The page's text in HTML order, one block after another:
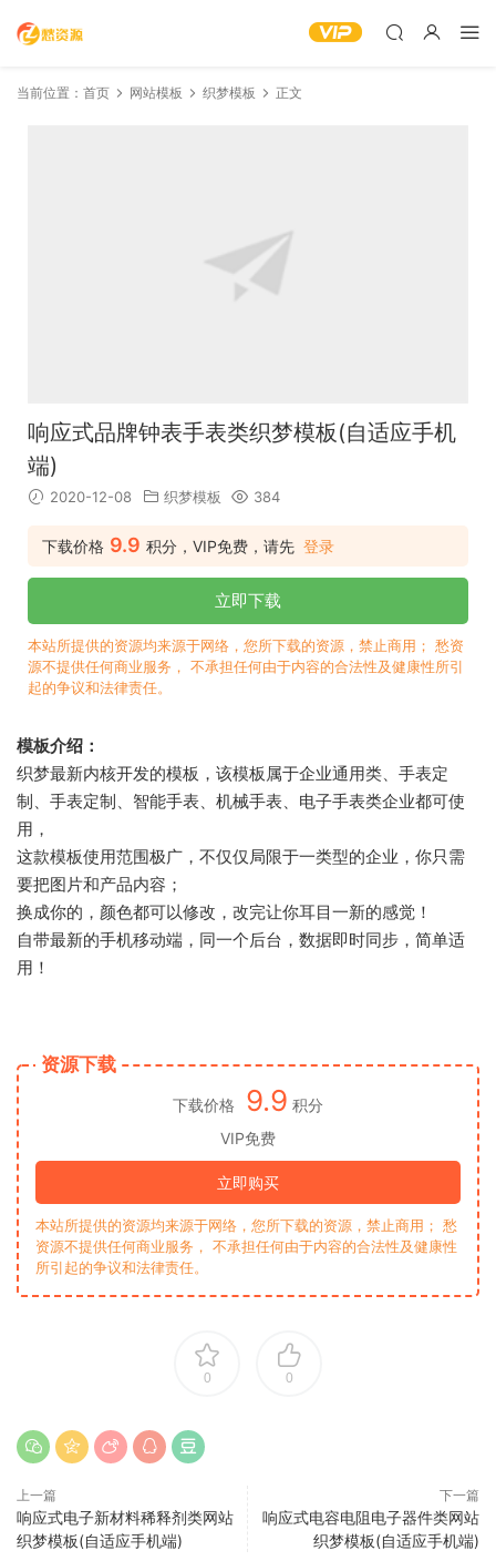
当前位置： 首页 网站模板 织梦模板 正文
响应式品牌钟表手表类织梦模板(自适应手机
端)
2020-12-08 织梦模板 384
下载价格 9.9 积分，VIP免费，请先 登录
立即下载
本站所提供的资源均来源于网络，您所下载的资源，禁止商用； 愁资
源不提供任何商业服务， 不承担任何由于内容的合法性及健康性所引
起的争议和法律责任。
模板介绍：
织梦最新内核开发的模板，该模板属于企业通用类、手表定
制、手表定制、智能手表、机械手表、电子手表类企业都可使
用，
这款模板使用范围极广，不仅仅局限于一类型的企业，你只需
要把图片和产品内容；
换成你的，颜色都可以修改，改完让你耳目一新的感觉！
自带最新的手机移动端，同一个后台，数据即时同步，简单适
用！
资源下载
下载价格 9.9 积分
VIP免费
立即购买
本站所提供的资源均来源于网络，您所下载的资源，禁止商用； 愁
资源不提供任何商业服务， 不承担任何由于内容的合法性及健康性
所引起的争议和法律责任。
0 0
上一篇
响应式电子新材料稀释剂类网站
织梦模板(自适应手机端)
下一篇
响应式电容电阻电子器件类网站
织梦模板(自适应手机端)